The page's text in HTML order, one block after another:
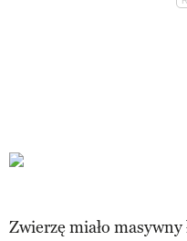
Zwierzę miało